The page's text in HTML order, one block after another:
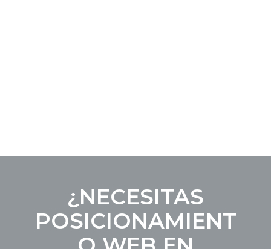
¿NECESITAS
POSICIONAMIENT